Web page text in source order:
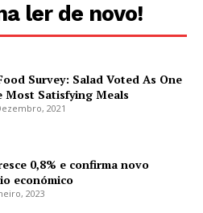
ler de novo!
Survey: Salad Voted As One
Most Satisfying Meals
2021
0,8% e confirma novo
económico
2023